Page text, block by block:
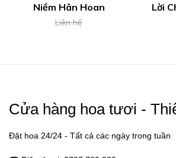
Niềm Hân Hoan
Liên hệ
Lời
Cửa hàng hoa tươi -
Đặt hoa 24/24 - Tất cả các ngày trong tuần